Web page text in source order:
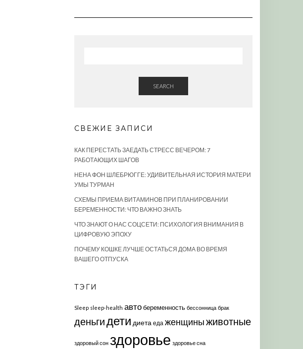
SEARCH
СВЕЖИЕ ЗАПИСИ
КАК ПЕРЕСТАТЬ ЗАЕДАТЬ СТРЕСС ВЕЧЕРОМ: 7
РАБОТАЮЩИХ ШАГОВ
НЕНА ФОН ШЛЕБРЮГГЕ: УДИВИТЕЛЬНАЯ ИСТОРИЯ МАТЕРИ
УМЫ ТУРМАН
СХЕМЫ ПРИЕМА ВИТАМИНОВ ПРИ ПЛАНИРОВАНИИ
БЕРЕМЕННОСТИ: ЧТО ВАЖНО ЗНАТЬ
ЧТО ЗНАЮТ О НАС СОЦСЕТИ: ПСИХОЛОГИЯ ВНИМАНИЯ В
ЦИФРОВУЮ ЭПОХУ
ПОЧЕМУ КОШКЕ ЛУЧШЕ ОСТАТЬСЯ ДОМА ВО ВРЕМЯ
ВАШЕГО ОТПУСКА
ТЭГИ
Sleep sleep-health автобеременность бессонница брак
деньгидети диета еда женщиныживотные
здоровый сон здоровье здоровье сна